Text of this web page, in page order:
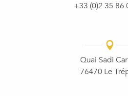
+33 (0)2 35 86
Quai Sadi
76470 Le